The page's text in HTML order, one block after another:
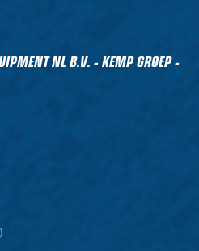
NL B.V. - KEMP GROEP -